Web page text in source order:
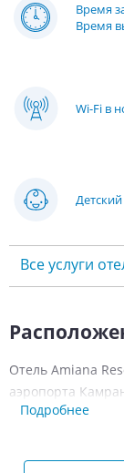
Время
Время
Wi-Fi в
Все услуги
Отель Amiana
аэропорта
Подробнее